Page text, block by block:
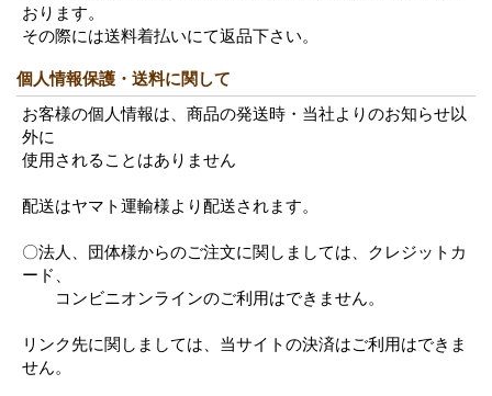
おります。
その際には送料着払いにて返品下さい。
個人情報保護・送料に関して
お客様の個人情報は、商品の発送時・当社よりのお知らせ以
外に
使用されることはありません
配送はヤマト運輸様より配送されます。
〇法人、団体様からのご注文に関しましては、クレジットカ
ード、
コンビニオンラインのご利用はできません。
リンク先に関しましては、当サイトの決済はご利用はできま
せん。